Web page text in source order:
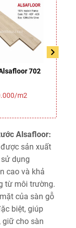
702
m2
Alsafloor:
sản xuất
dụng
cao và khả
từ môi trường.
của sàn gỗ
biệt, giúp
giữ cho sàn